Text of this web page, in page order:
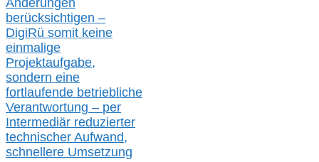
Änderungen
berücksichtigen –
DigiRü somit keine
einmalige
Projektaufgabe,
sondern eine
fortlaufende betriebliche
Verantwortung – per
Intermediär reduzierter
technischer Aufwand,
schnellere Umsetzung